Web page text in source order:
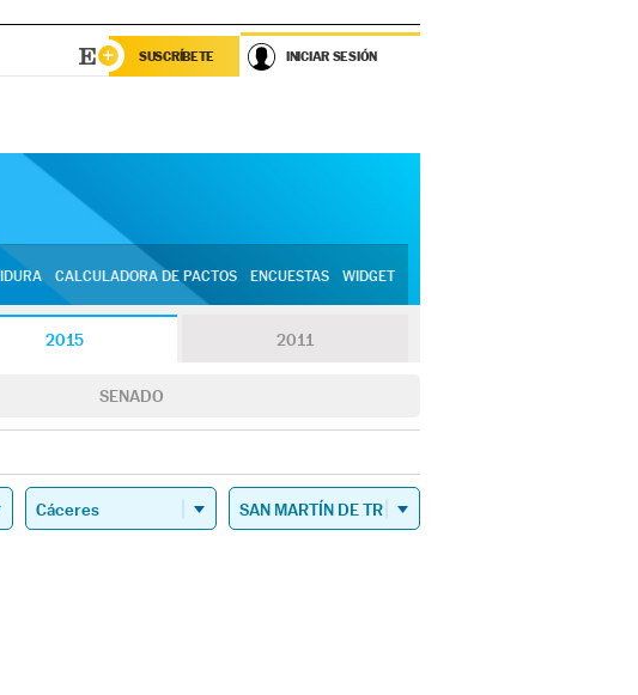
SUSCRÍBETE INICIAR SESIÓN
CALCULADORA DE PACTOS ENCUESTAS WIDGET
2015 2011
SENADO